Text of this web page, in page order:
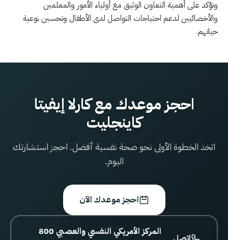
وتؤكد على أهمية التعاون الوثيق مع أولياء الأمور والمعلمين
والأخصائيين لدعم احتياجات التواصل لدى الأطفال وتحسين نوعية
حياتهم.
احجز موعدك مع كارلا إيفيتا
كاينجليت
اتخذ الخطوة الأولى نحو صحة نفسية أفضل. احجز استشارتك
اليوم.
احجز موعدك الآن
800 المركز الأمريكي النفسي والعصبي